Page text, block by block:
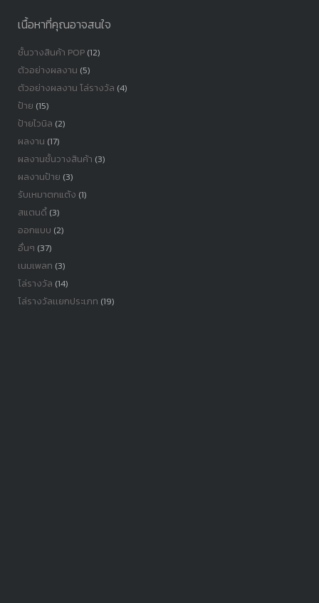
เนื้อหาที่คุณอาจสนใจ
ชั้นวางสินค้า POP(12)
ตัวอย่างผลงาน (5)
ตัวอย่างผลงาน โล่รางวัล (4)
ป้าย (15)
ป้ายไวนิล (2)
ผลงาน (17)
ผลงานชั้นวางสินค้า (3)
ผลงานป้าย (3)
รับเหมาตกแต้ง (1)
สแตนดี้(3)
ออกแบบ (2)
อื่นๆ (37)
เนมเพลท (3)
โล่รางวัล (14)
โล่รางวัลเเยกประเภท (19)